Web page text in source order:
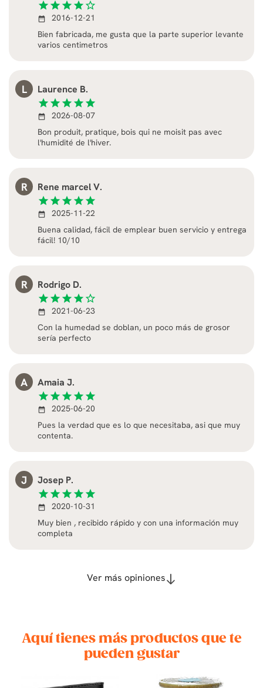
star star star star star_border
date_range
2016-12-21
Bien fabricada, me gusta que la parte superior levante
varios centimetros
L Laurence B.
star star star star star
date_range
2026-08-07
Bon produit, pratique, bois qui ne moisit pas avec
l'humidité de l'hiver.
R Rene marcel V.
star star star star star
date_range
2025-11-22
Buena calidad, fácil de emplear buen servicio y entrega
fácil! 10/10
R Rodrigo D.
star star star star star_border
date_range
2021-06-23
Con la humedad se doblan, un poco más de grosor
sería perfecto
A Amaia J.
star star star star star
date_range
2025-06-20
Pues la verdad que es lo que necesitaba, asi que muy
contenta.
J Josep P.
star star star star star
date_range
2020-10-31
Muy bien , recibido rápido y con una información muy
completa
Ver más opiniones
Aquí tienes más productos que te
pueden gustar